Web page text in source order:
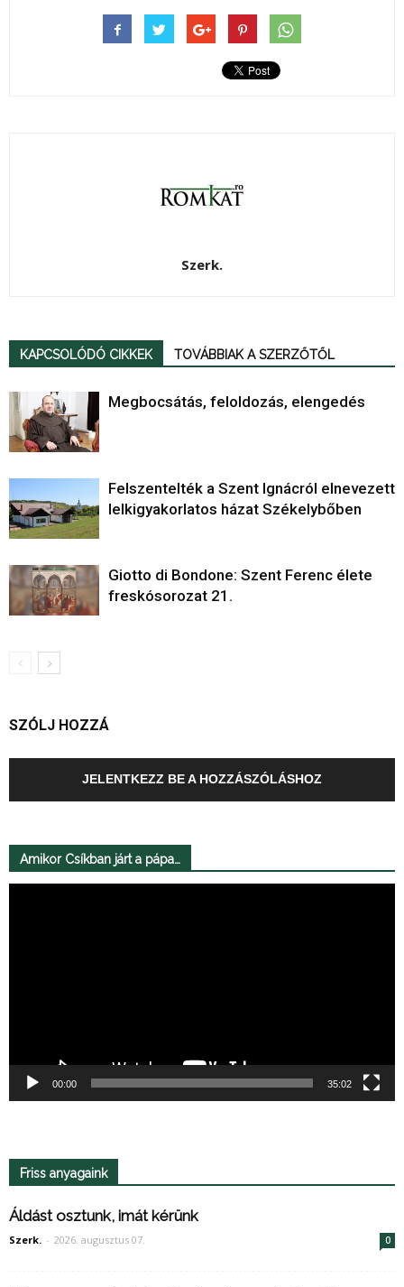
Szerk.
KAPCSOLÓDÓ CIKKEK TOVÁBBIAK A SZERZŐTŐL
Megbocsátás, feloldozás, elengedés
Felszentelték a Szent Ignácról elnevezett
lelkigyakorlatos házat Székelybőben
Giotto di Bondone: Szent Ferenc élete
freskósorozat 21.
SZÓLJ HOZZÁ
JELENTKEZZ BE A HOZZÁSZÓLÁSHOZ
Amikor Csíkban járt a pápa…
00:00 35:02
Friss anyagaink
Áldást osztunk, imát kérünk
Szerk. - 2026. augusztus 07. 0